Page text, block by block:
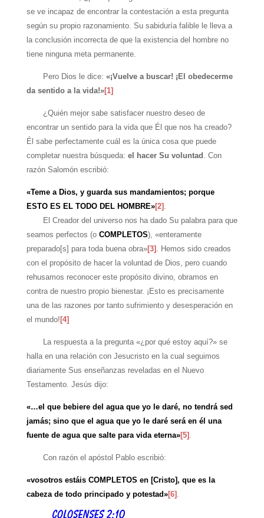
se ve incapaz de encontrar la contestación a esta pregunta
según su propio razonamiento. Su sabiduría falible le lleva a
la conclusión incorrecta de que la existencia del hombre no
tiene ninguna meta permanente.
Pero Dios le dice: «¡Vuelve a buscar! ¡El obedecerme
da sentido a la vida!»[1]
¿Quién mejor sabe satisfacer nuestro deseo de
encontrar un sentido para la vida que Él que nos ha creado?
Él sabe perfectamente cuál es la única cosa que puede
completar nuestra búsqueda: el hacer Su voluntad
. Con
razón Salomón escribió:
«Teme a Dios, y guarda sus mandamientos; porque
ESTO ES EL TODO DEL HOMBRE»[2]
El Creador del universo nos ha dado Su palabra para que
seamos perfectos (o COMPLETOS), «enteramente
preparado[s] para toda buena obra»[3]
. Hemos sido creados
con el propósito de hacer la voluntad de Dios, pero cuando
rehusamos reconocer este propósito divino, obramos en
contra de nuestro propio bienestar. ¡Esto es precisamente
una de las razones por tanto sufrimiento y desesperación en
el mundo! [4]
La respuesta a la pregunta «¿por qué estoy aquí?» se
halla en una relación con Jesucristo en la cual seguimos
diariamente Sus enseñanzas reveladas en el Nuevo
Testamento. Jesús dijo:
«…el que bebiere del agua que yo le daré, no tendrá sed
jamás; sino que el agua que yo le daré será en él una
fuente de agua que salte para vida eterna»[5]
Con razón el apóstol Pablo escribió:
«vosotros estáis COMPLETOS en [Cristo], que es la
cabeza de todo principado y potestad»[6]